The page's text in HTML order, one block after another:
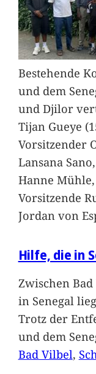
Bestehende
und dem
und Djilor
Tijan Gueye
Vorsitzender
Lansana
Hanne
Vorsitzende
Jordan von
Hilfe, die in
Zwischen
in Senegal
Trotz der
und dem
Bad Vilbel,